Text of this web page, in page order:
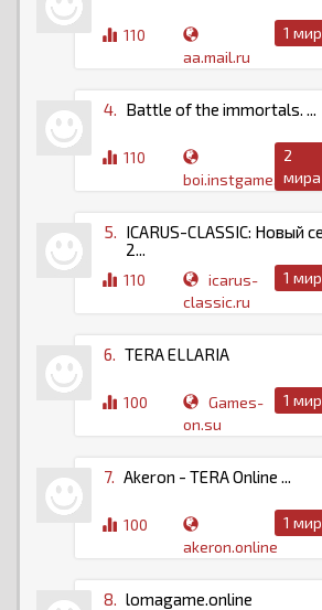
110
aa.mail.ru
1 мир
4. Battle of the immortals. ...
110
boi.instgame.pro
2
мира
5. ICARUS-CLASSIC: Новый
2...
110
icarus-
classic.ru
1 мир
6. TERA ELLARIA
100
Games-
on.su
1 мир
7. Akeron - TERA Online ...
100
akeron.online
1 мир
8. lomagame.online